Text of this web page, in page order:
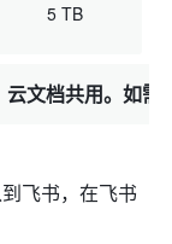
5 TB
文档共用。如需
飞书，在飞书